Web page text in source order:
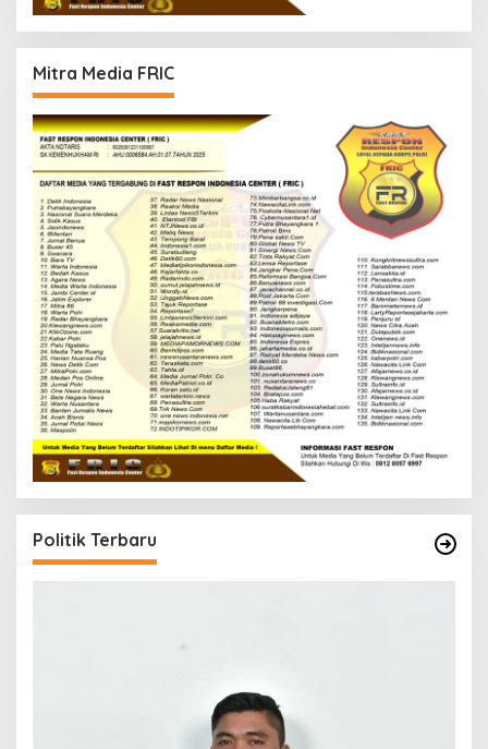
Mitra Media FRIC
Politik Terbaru